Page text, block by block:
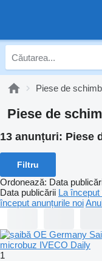
Piese de schimb
Piese de
13 anunțuri: Piese
Filtru
Ordonează: Data
Data publicării La
început anunțurile noi
1